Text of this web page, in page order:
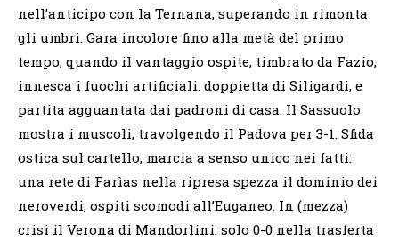
nell’anticipo con la Ternana, superando in rimonta
gli umbri. Gara incolore fino alla metà del primo
tempo, quando il vantaggio ospite, timbrato da Fazio,
innesca i fuochi artificiali: doppietta di Siligardi, e
partita agguantata dai padroni di casa. Il Sassuolo
mostra i muscoli, travolgendo il Padova per 3-1. Sfida
ostica sul cartello, marcia a senso unico nei fatti:
una rete di Farìas nella ripresa spezza il dominio dei
neroverdi, ospiti scomodi all’Euganeo. In (mezza)
crisi il Verona di Mandorlini: solo 0-0 nella trasferta